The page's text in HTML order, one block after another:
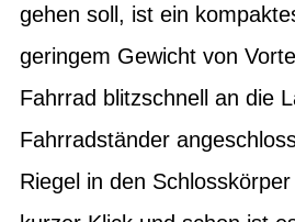
gehen soll, ist ein
geringem Gewicht von
Fahrrad blitzschnell an die
Fahrradständer
Riegel in den